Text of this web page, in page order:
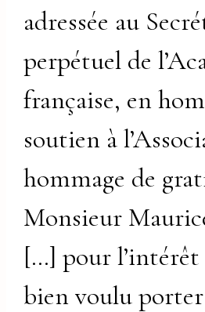
adressée au
perpétuel de
française, en
soutien à
hommage de
Monsieur
[…] pour l’intérêt
bien voulu